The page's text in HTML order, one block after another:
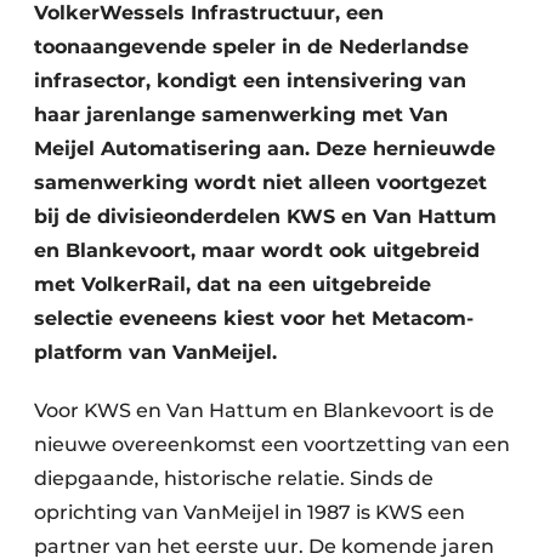
Duurzaamheid & Innovatie
Fundering
Kopen/Huren/Leasen
Sloop & Recycling
Bouwtransport
Machines & Materieel
VolkerWessels Infrastructuur, een
toonaangevende speler in de Nederlandse
infrasector, kondigt een intensivering van
haar jarenlange samenwerking met Van
Meijel Automatisering aan. Deze hernieuwde
samenwerking wordt niet alleen voortgezet
bij de divisieonderdelen KWS en Van Hattum
en Blankevoort, maar wordt ook uitgebreid
met VolkerRail, dat na een uitgebreide
selectie eveneens kiest voor het Metacom-
platform van VanMeijel.
Voor KWS en Van Hattum en Blankevoort is de
nieuwe overeenkomst een voortzetting van een
diepgaande, historische relatie. Sinds de
oprichting van VanMeijel in 1987 is KWS een
partner van het eerste uur. De komende jaren